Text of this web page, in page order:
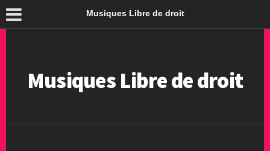
Musiques Libre de droit
Musiques Libre de droit